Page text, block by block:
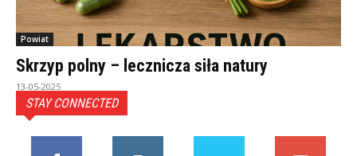
Powiat
Skrzyp polny – lecznicza siła natury
13-05-2025
STAY CONNECTED